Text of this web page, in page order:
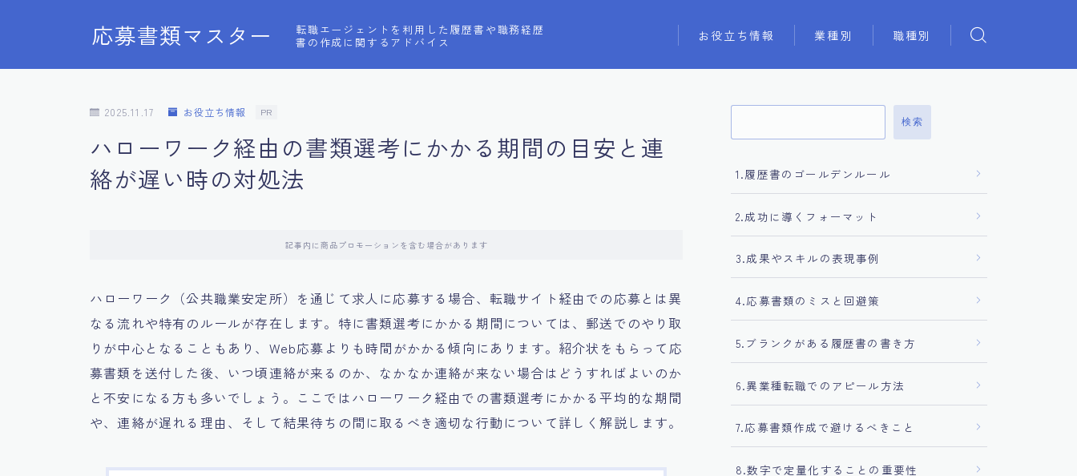
応募書類マスター
転職エージェントを利用した履歴書や職務経歴
書の作成に関するアドバイス
お役立ち情報 業種別 職種別
2025.11.17 お役立ち情報 PR
ハローワーク経由の書類選考にかかる期間の目安と連
絡が遅い時の対処法
記事内に商品プロモーションを含む場合があります
ハローワーク（公共職業安定所）を通じて求人に応募する場合、転職サイト経由での応募とは異
なる流れや特有のルールが存在します。特に書類選考にかかる期間については、郵送でのやり取
りが中心となることもあり、Web応募よりも時間がかかる傾向にあります。紹介状をもらって応
募書類を送付した後、いつ頃連絡が来るのか、なかなか連絡が来ない場合はどうすればよいのか
と不安になる方も多いでしょう。ここではハローワーク経由での書類選考にかかる平均的な期間
や、連絡が遅れる理由、そして結果待ちの間に取るべき適切な行動について詳しく解説します。
検索
1.履歴書のゴールデンルール
2.成功に導くフォーマット
3.成果やスキルの表現事例
4.応募書類のミスと回避策
5.ブランクがある履歴書の書き方
6.異業種転職でのアピール方法
7.応募書類作成で避けるべきこと
8.数字で定量化することの重要性